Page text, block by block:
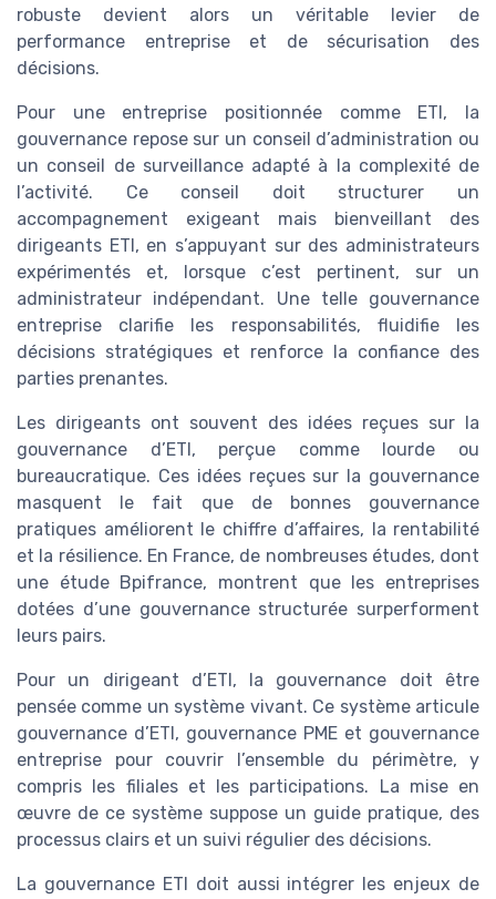
robuste devient alors un véritable levier de
performance entreprise et de sécurisation des
décisions.
Pour une entreprise positionnée comme ETI, la
gouvernance repose sur un conseil d’administration ou
un conseil de surveillance adapté à la complexité de
l’activité. Ce conseil doit structurer un
accompagnement exigeant mais bienveillant des
dirigeants ETI, en s’appuyant sur des administrateurs
expérimentés et, lorsque c’est pertinent, sur un
administrateur indépendant. Une telle gouvernance
entreprise clarifie les responsabilités, fluidifie les
décisions stratégiques et renforce la confiance des
parties prenantes.
Les dirigeants ont souvent des idées reçues sur la
gouvernance d’ETI, perçue comme lourde ou
bureaucratique. Ces idées reçues sur la gouvernance
masquent le fait que de bonnes gouvernance
pratiques améliorent le chiffre d’affaires, la rentabilité
et la résilience. En France, de nombreuses études, dont
une étude Bpifrance, montrent que les entreprises
dotées d’une gouvernance structurée surperforment
leurs pairs.
Pour un dirigeant d’ETI, la gouvernance doit être
pensée comme un système vivant. Ce système articule
gouvernance d’ETI, gouvernance PME et gouvernance
entreprise pour couvrir l’ensemble du périmètre, y
compris les filiales et les participations. La mise en
œuvre de ce système suppose un guide pratique, des
processus clairs et un suivi régulier des décisions.
La gouvernance ETI doit aussi intégrer les enjeux de